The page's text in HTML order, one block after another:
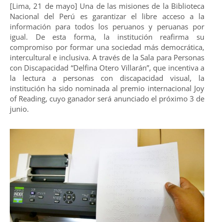
[Lima, 21 de mayo] Una de las misiones de la Biblioteca
Nacional del Perú es garantizar el libre acceso a la
información para todos los peruanos y peruanas por
igual. De esta forma, la institución reafirma su
compromiso por formar una sociedad más democrática,
intercultural e inclusiva. A través de la Sala para Personas
con Discapacidad “Delfina Otero Villarán”, que incentiva a
la lectura a personas con discapacidad visual, la
institución ha sido nominada al premio internacional Joy
of Reading, cuyo ganador será anunciado el próximo 3 de
junio.